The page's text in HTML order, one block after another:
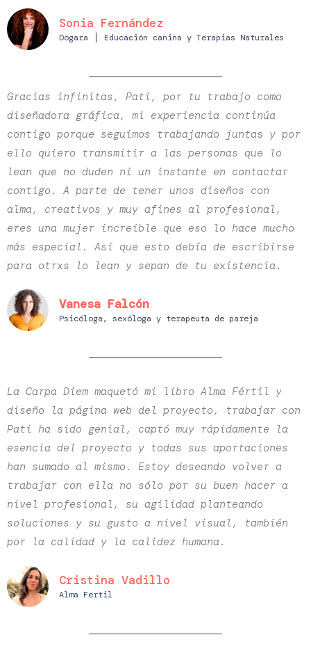
Sonia Fernández
Dogara ⎪ Educación canina y Terapias Naturales
Gracias infinitas, Pati, por tu trabajo como
diseñadora gráfica, mi experiencia continúa
contigo porque seguimos trabajando juntas y por
ello quiero transmitir a las personas que lo
lean que no duden ni un instante en contactar
contigo. A parte de tener unos diseños con
alma, creativos y muy afines al profesional,
eres una mujer increíble que eso lo hace mucho
más especial. Así que esto debía de escribirse
para otrxs lo lean y sepan de tu existencia.
Vanesa Falcón
Psicóloga, sexóloga y terapeuta de pareja
La Carpa Diem maquetó mi libro Alma Fértil y
diseño la página web del proyecto, trabajar con
Pati ha sido genial, captó muy rápidamente la
esencia del proyecto y todas sus aportaciones
han sumado al mismo. Estoy deseando volver a
trabajar con ella no sólo por su buen hacer a
nivel profesional, su agilidad planteando
soluciones y su gusto a nivel visual, también
por la calidad y la calidez humana.
Cristina Vadillo
Alma Fertil